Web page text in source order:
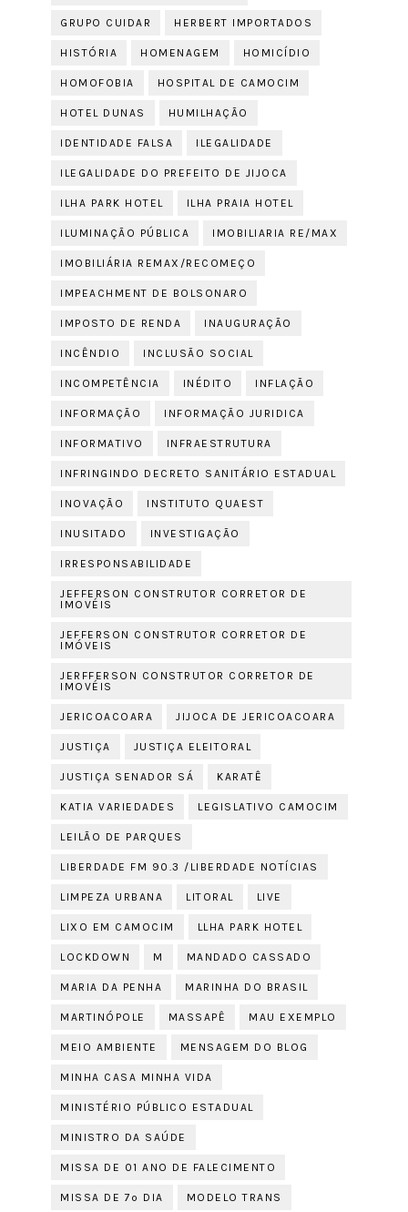
GRUPO CUIDAR HERBERT IMPORTADOS
HISTÓRIA HOMENAGEM HOMICÍDIO
HOMOFOBIA HOSPITAL DE CAMOCIM
HOTEL DUNAS HUMILHAÇÃO
IDENTIDADE FALSA ILEGALIDADE
ILEGALIDADE DO PREFEITO DE JIJOCA
ILHA PARK HOTEL ILHA PRAIA HOTEL
ILUMINAÇÃO PÚBLICA IMOBILIARIA RE/MAX
IMOBILIÁRIA REMAX/RECOMEÇO
IMPEACHMENT DE BOLSONARO
IMPOSTO DE RENDA INAUGURAÇÃO
INCÊNDIO INCLUSÃO SOCIAL
INCOMPETÊNCIA INÉDITO INFLAÇÃO
INFORMAÇÃO INFORMAÇÃO JURIDICA
INFORMATIVO INFRAESTRUTURA
INFRINGINDO DECRETO SANITÁRIO ESTADUAL
INOVAÇÃO INSTITUTO QUAEST
INUSITADO INVESTIGAÇÃO
IRRESPONSABILIDADE
JEFFERSON CONSTRUTOR CORRETOR DE
IMOVÉIS
JEFFERSON CONSTRUTOR CORRETOR DE
IMÓVEIS
JERFFERSON CONSTRUTOR CORRETOR DE
IMOVÉIS
JERICOACOARA JIJOCA DE JERICOACOARA
JUSTIÇA JUSTIÇA ELEITORAL
JUSTIÇA SENADOR SÁ KARATÊ
KATIA VARIEDADES LEGISLATIVO CAMOCIM
LEILÃO DE PARQUES
LIBERDADE FM 90.3 /LIBERDADE NOTÍCIAS
LIMPEZA URBANA LITORAL LIVE
LIXO EM CAMOCIM LLHA PARK HOTEL
LOCKDOWN M MANDADO CASSADO
MARIA DA PENHA MARINHA DO BRASIL
MARTINÓPOLE MASSAPÊ MAU EXEMPLO
MEIO AMBIENTE MENSAGEM DO BLOG
MINHA CASA MINHA VIDA
MINISTÉRIO PÚBLICO ESTADUAL
MINISTRO DA SAÚDE
MISSA DE 01 ANO DE FALECIMENTO
MISSA DE 7º DIA MODELO TRANS